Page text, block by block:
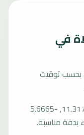
في
بحسب توقيت
المرجع العام للمدينة يستخدم إحداثيات 11.3176, -5.6665
بدقة مناسبة.